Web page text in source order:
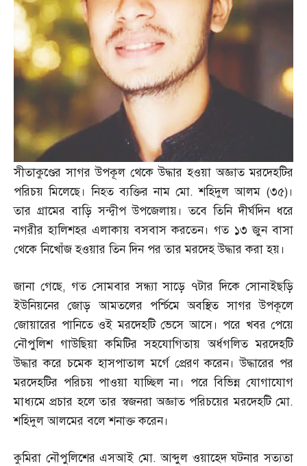
সীতাকুণ্ডের সাগর উপকূল থেকে উদ্ধার হওয়া অজ্ঞাত মরদেহটির
পরিচয় মিলেছে। নিহত ব্যক্তির নাম মো.শহিদুল আলম (৩৫)।
তার গ্রামের বাড়ি সন্দ্বীপ উপজেলায়। তবে তিনি দীর্ঘদিন ধরে
নগরীর হালিশহর এলাকায় বসবাস করতেন। গত ১৩ জুন বাসা
থেকে নিখোঁজ হওয়ার তিন দিন পর তার মরদেহ উদ্ধার করা হয়।
জানা গেছে, গত সোমবার সন্ধ্যা সাড়ে ৭টার দিকে সোনাইছড়ি
ইউনিয়নের জোড় আমতলের পর্শ্চিমে অবস্থিত সাগর উপকূলে
জোয়ারের পানিতে ওই মরদেহটি ভেসে আসে। পরে খবর পেয়ে
নৌপুলিশ গাউছিয়া কমিটির সহযোগিতায় অর্ধগলিত মরদেহটি
উদ্ধার করে চমেক হাসপাতাল মর্গে প্রেরণ করেন। উদ্ধারের পর
মরদেহটির পরিচয় পাওয়া যাচ্ছিল না। পরে বিভিন্ন যোগাযোগ
মাধ্যমে প্রচার হলে তার স্বজনরা অজ্ঞাত পরিচয়ের মরদেহটি মো.
শহিদুল আলমের বলে শনাক্ত করেন।
কুমিরা নৌপুলিশের এসআই মো.আব্দুল ওয়াহেদ ঘটনার সত্যতা